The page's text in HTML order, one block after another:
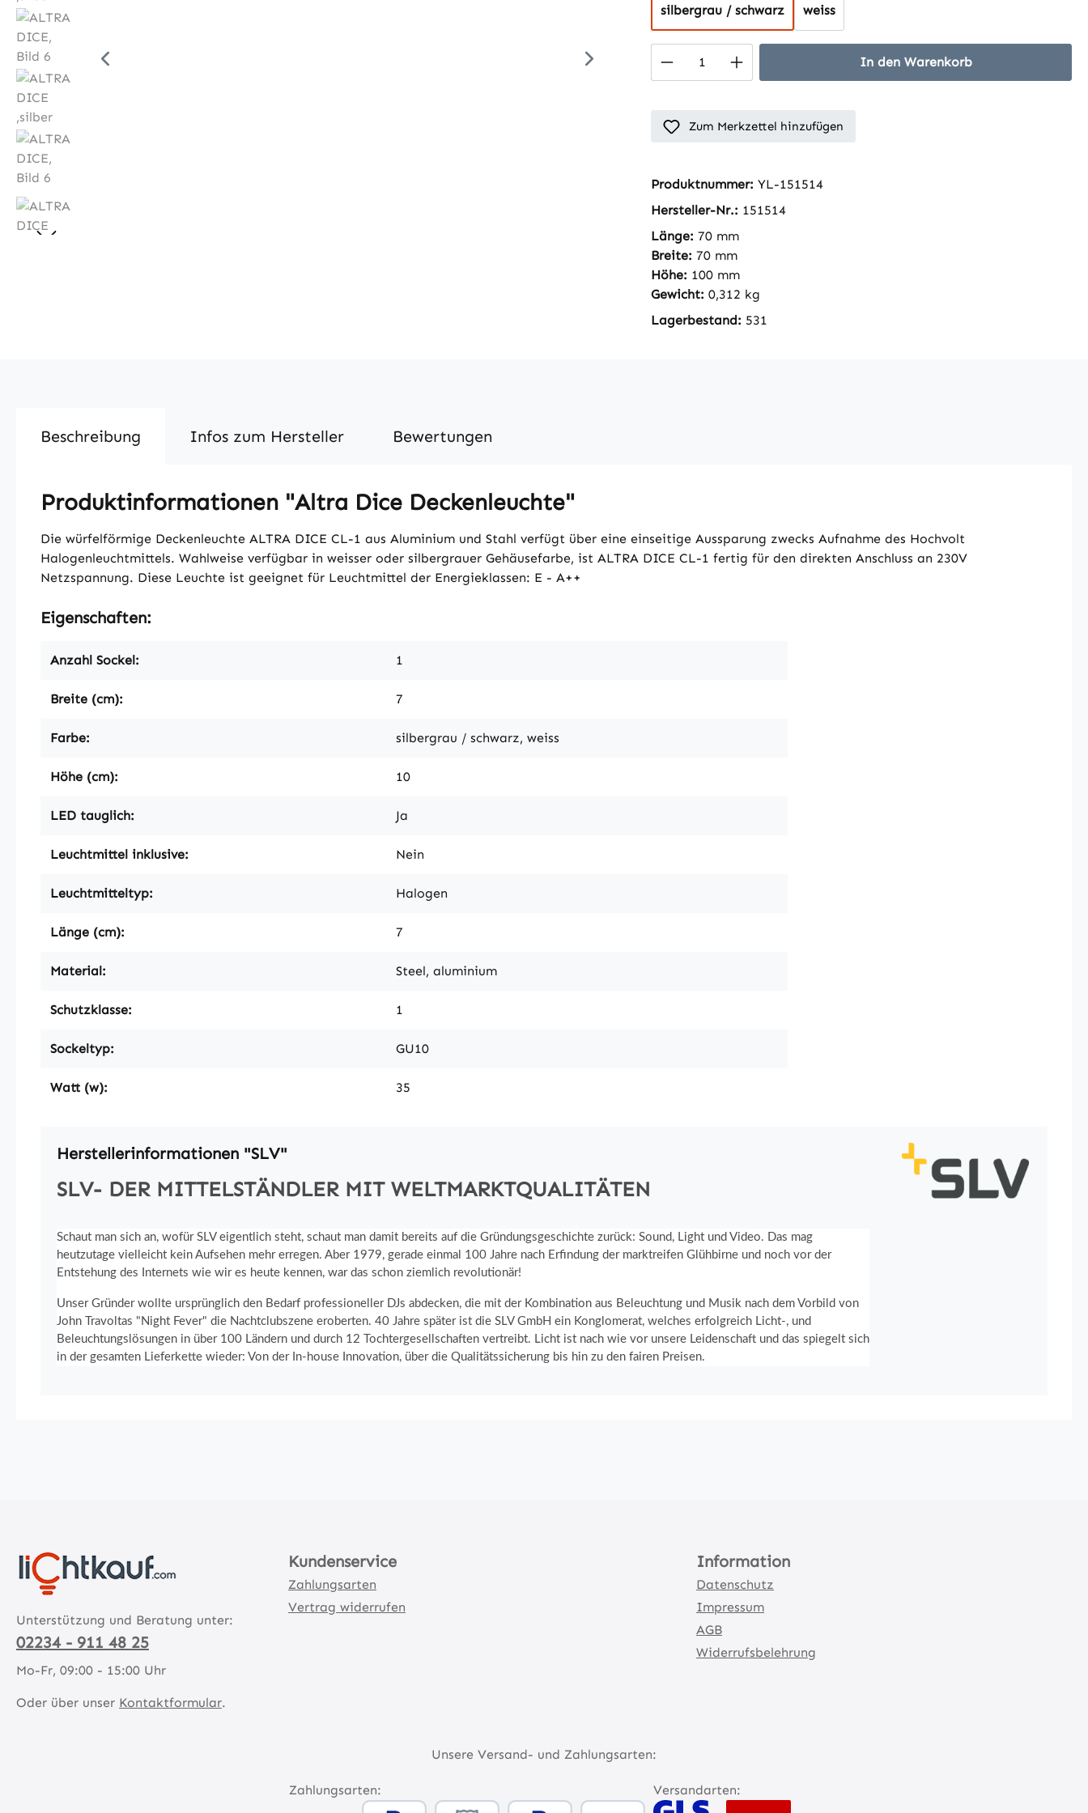
silbergrau / schwarz weiss
Produkt Anzahl: Gib den gewünschten Wert
In den Warenkorb
Zum Merkzettel hinzufügen
Produktnummer: YL-151514
Hersteller-Nr.: 151514
Länge: 70 mm
Breite: 70 mm
Höhe: 100 mm
Gewicht: 0,312 kg
Lagerbestand: 531
Beschreibung Infos zum Hersteller Bewertungen
Produktinformationen "Altra Dice Deckenleuchte"
Die würfelförmige Deckenleuchte ALTRA DICE CL-1 aus Aluminium und Stahl verfügt über eine einseitige Aussparung zwecks Aufnahme des Hochvolt
Halogenleuchtmittels. Wahlweise verfügbar in weisser oder silbergrauer Gehäusefarbe, ist ALTRA DICE CL-1 fertig für den direkten Anschluss an 230V
Netzspannung. Diese Leuchte ist geeignet für Leuchtmittel der Energieklassen: E - A++
Eigenschaften:
Anzahl Sockel: 1
Breite (cm): 7
Farbe: silbergrau / schwarz, weiss
Höhe (cm): 10
LED tauglich: Ja
Leuchtmittel inklusive: Nein
Leuchtmitteltyp: Halogen
Länge (cm): 7
Material: Steel, aluminium
Schutzklasse: 1
Sockeltyp: GU10
Watt (w): 35
Herstellerinformationen "SLV"
SLV- DER MITTELSTÄNDLER MIT WELTMARKTQUALITÄTEN
Schaut man sich an, wofür SLV eigentlich steht, schaut man damit bereits auf die Gründungsgeschichte zurück: Sound, Light und Video. Das mag
heutzutage vielleicht kein Aufsehen mehr erregen. Aber 1979, gerade einmal 100 Jahre nach Erfindung der marktreifen Glühbirne und noch vor der
Entstehung des Internets wie wir es heute kennen, war das schon ziemlich revolutionär!
Unser Gründer wollte ursprünglich den Bedarf professioneller DJs abdecken, die mit der Kombination aus Beleuchtung und Musik nach dem Vorbild von
John Travoltas "Night Fever" die Nachtclubszene eroberten. 40 Jahre später ist die SLV GmbH ein Konglomerat, welches erfolgreich Licht-, und
Beleuchtungslösungen in über 100 Ländern und durch 12 Tochtergesellschaften vertreibt. Licht ist nach wie vor unsere Leidenschaft und das spiegelt sich
in der gesamten Lieferkette wieder: Von der In-house Innovation, über die Qualitätssicherung bis hin zu den fairen Preisen.
Unterstützung und Beratung unter:
02234 - 911 48 25
Mo-Fr, 09:00 - 15:00 Uhr
Oder über unser Kontaktformular.
Kundenservice
Zahlungsarten
Vertrag widerrufen
Information
Datenschutz
Impressum
AGB
Widerrufsbelehrung
Unsere Versand- und Zahlungsarten:
Zahlungsarten: Versandarten: